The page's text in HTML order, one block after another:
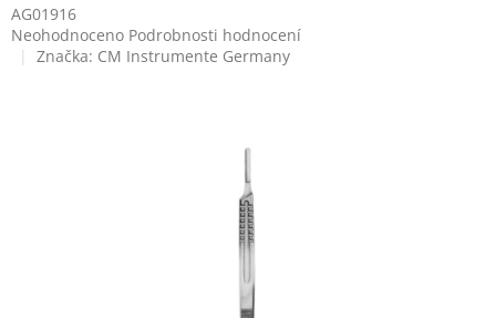
AG01916
Průměrné
hodnocení
Neohodnoceno Podrobnosti hodnocení
Značka: CM Instrumente Germany